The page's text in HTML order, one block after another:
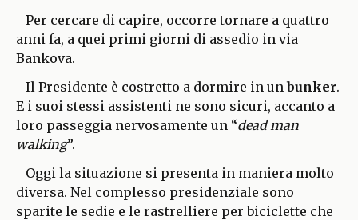
Per cercare di capire, occorre tornare a quattro
anni fa, a quei primi giorni di assedio in via
Bankova.
Il Presidente è costretto a dormire in unbunker.
E i suoi stessi assistenti ne sono sicuri, accanto a
loro passeggia nervosamente un “dead man
walking”.
Oggi la situazione si presenta in maniera molto
diversa. Nel complesso presidenziale sono
sparite le sedie e le rastrelliere per biciclette che